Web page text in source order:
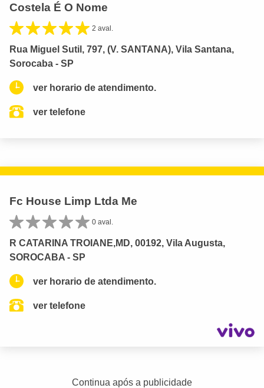
Costela É O Nome
2 aval.
Rua Miguel Sutil, 797, (V. SANTANA), Vila Santana,
Sorocaba - SP
ver horario de atendimento.
ver telefone
Fc House Limp Ltda Me
0 aval.
R CATARINA TROIANE,MD, 00192, Vila Augusta,
SOROCABA - SP
ver horario de atendimento.
ver telefone
Continua após a publicidade